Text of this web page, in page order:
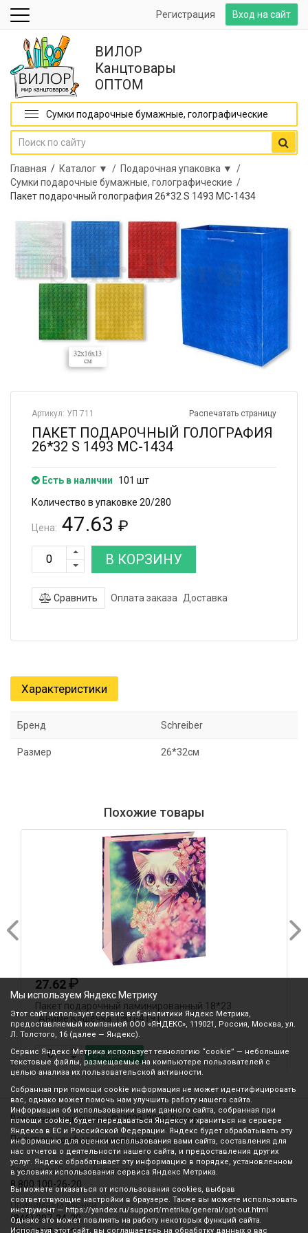
Вход на сайт
Регистрация
ВИЛОР
Канцтовары
ОПТОМ
Сумки подарочные бумажные, голографические
Главная / Каталог ▼ / Подарочная упаковка ▼ /
Сумки подарочные бумажные, голографические /
Пакет подарочный голография 26*32 S 1493 МС-1434
Распечатать страницу
Артикул: УП 711
ПАКЕТ ПОДАРОЧНЫЙ ГОЛОГРАФИЯ
26*32 S 1493 МС-1434
Есть в наличии
101 шт
Количество в упаковке 20/280
Цена: 47.63 ₽
В КОРЗИНУ
Сравнить Оплата заказа Доставка
Характеристики
Бренд Schreiber
Размер 26*32см
Похожие товары
27.62₽
Пакет подарочный ламинированный 18*23
"Аниме.Кошечка" ПКП-4191
В корзину
Все права защищены © 2003-2026 Вилор
Политика конфиденциальности
Звонок по России бесплатный
8 800 100-26-20
Принимаем звонки
(846) 207-34-20
Мы используем Яндекс Метрику
Этот сайт использует сервис веб-аналитики Яндекс Метрика,
предоставляемый компанией ООО «ЯНДЕКС», 119021, Россия, Москва, ул.
Л. Толстого, 16 (далее — Яндекс).
Сервис Яндекс Метрика использует технологию “cookie” — небольшие
текстовые файлы, размещаемые на компьютере пользователей с
целью анализа их пользовательской активности.
Собранная при помощи cookie информация не может идентифицировать
вас, однако может помочь нам улучшить работу нашего сайта.
Информация об использовании вами данного сайта, собранная при
помощи cookie, будет передаваться Яндексу и храниться на сервере
Яндекса в ЕС и Российской Федерации. Яндекс будет обрабатывать эту
информацию для оценки использования вами сайта, составления для
нас отчетов о деятельности нашего сайта, и предоставления других
услуг. Яндекс обрабатывает эту информацию в порядке, установленном
в условиях использования сервиса Яндекс Метрика.
Вы можете отказаться от использования cookies, выбрав
соответствующие настройки в браузере. Также вы можете использовать
инструмент — https://yandex.ru/support/metrika/general/opt-out.html
Однако это может повлиять на работу некоторых функций сайта.
Используя этот сайт, вы соглашаетесь на обработку данных о вас